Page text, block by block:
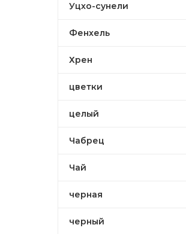
Уцхо-сунели
Фенхель
Хрен
цветки
целый
Чабрец
Чай
черная
черный